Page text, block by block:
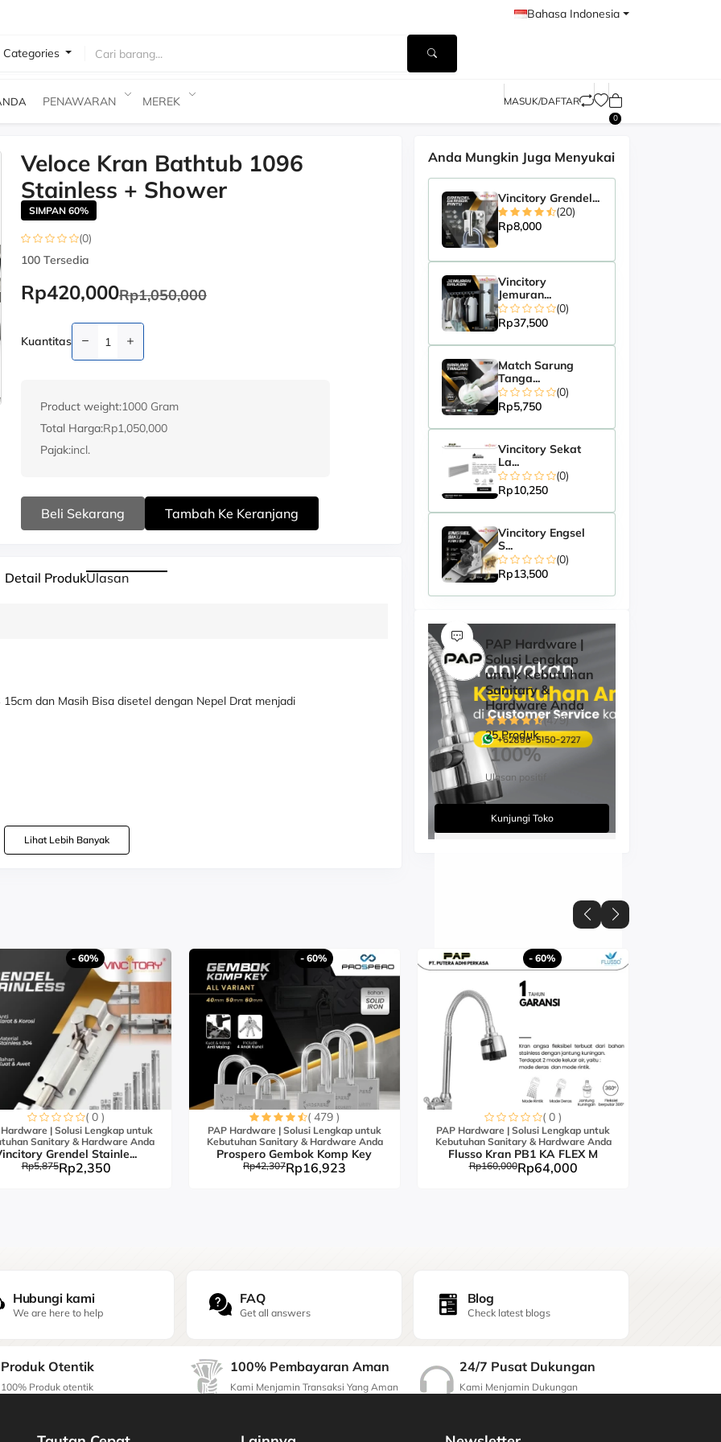
Bahasa Indonesia
Categories
PENAWARAN MEREK MASUK/DAFTAR
0
-60%Veloce Kran Bathtub 1096
Stainless + Shower
SIMPAN 60%
(0)
100Tersedia
Rp420,000Rp1,050,000
Kuantitas
Product weight:1000 Gram
Total Harga:Rp1,050,000
Pajak:incl.
Beli Sekarang Tambah Ke Keranjang
Detail ProdukUlasan
dan Masih Bisa disetel dengan Nepel Drat menjadi
pada Shower dan Keluar Air Ke Bawah / Bathub
DIngin
Keluar Lebih Jernih dan Bersih
Lihat Lebih Banyak
Anda Mungkin Juga Menyukai
Vincitory Grendel...
(20)
Rp8,000
Vincitory
Jemuran...
(0)
Rp37,500
Match Sarung
Tanga...
(0)
Rp5,750
Vincitory Sekat
La...
(0)
Rp10,250
Vincitory Engsel
S...
(0)
Rp13,500
PAP Hardware |
Solusi Lengkap
untuk Kebutuhan
Sanitary &
Hardware Anda
(479)
25 Produk
100%
Ulasan positif
Kunjungi Toko
- 60%
( 0 )
Hardware | Solusi Lengkap untuk
Sanitary & Hardware Anda
Grendel Stainle...
Rp5,875Rp2,350
- 60%
( 479 )
PAP Hardware | Solusi Lengkap untuk
Kebutuhan Sanitary & Hardware Anda
Prospero Gembok Komp Key
Rp42,307Rp16,923
- 60%
( 0 )
PAP Hardware | Solusi Lengkap untuk
Kebutuhan Sanitary & Hardware Anda
Flusso Kran PB1 KA FLEX M
Rp160,000Rp64,000
Hubungi kami
We are here to help
FAQ
Get all answers
Blog
Check latest blogs
Produk Otentik
100% Produk otentik
100% Pembayaran Aman
Kami Menjamin Transaksi Yang Aman
24/7 Pusat Dukungan
Kami Menjamin Dukungan